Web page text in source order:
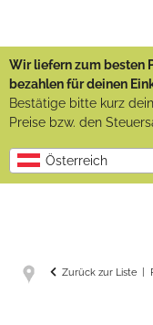
Wir liefern zum besten
bezahlen für deinen
Bestätige bitte kurz
Preise bzw. den
Österreich
Zurück zur Liste